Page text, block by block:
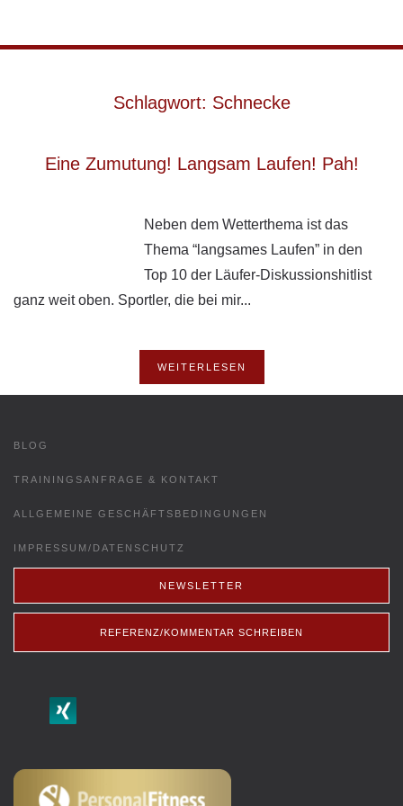
Skip to main content
Schlagwort: Schnecke
Eine Zumutung! Langsam Laufen! Pah!
Neben dem Wetterthema ist das
Thema “langsames Laufen” in den
Top 10 der Läufer-Diskussionshitlist
ganz weit oben. Sportler, die bei mir...
WEITERLESEN
BLOG
TRAININGSANFRAGE & KONTAKT
ALLGEMEINE GESCHÄFTSBEDINGUNGEN
IMPRESSUM/DATENSCHUTZ
NEWSLETTER
REFERENZ/KOMMENTAR SCHREIBEN